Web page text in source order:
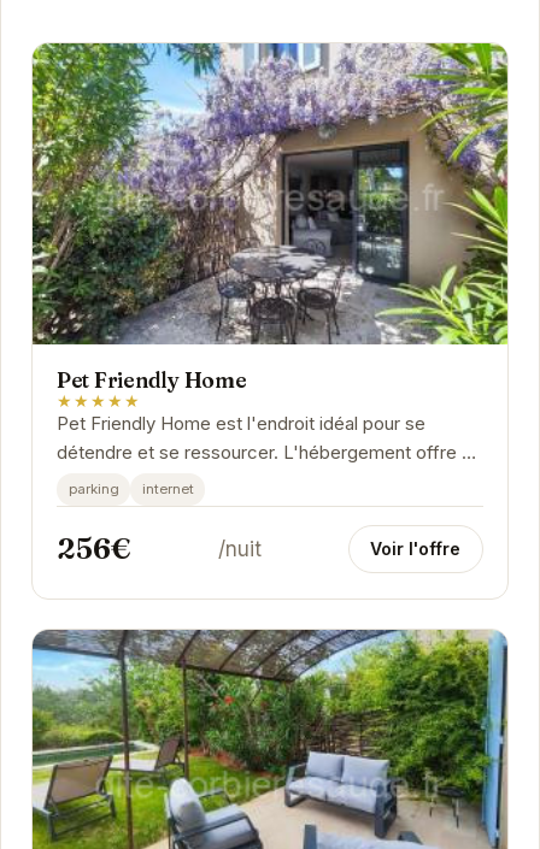
Pet Friendly Home
★★★★★
Pet Friendly Home est l'endroit idéal pour se
détendre et se ressourcer. L'hébergement offre un
espace convivial et confortable, parfait pour...
parking internet
256€ /nuit Voir l'offre